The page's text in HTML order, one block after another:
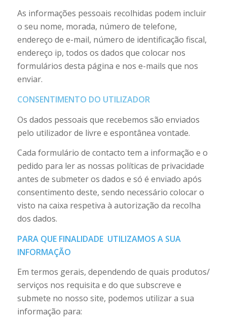
As informações pessoais recolhidas podem incluir
o seu nome, morada, número de telefone,
endereço de e-mail, número de identificação fiscal,
endereço ip, todos os dados que colocar nos
formulários desta página e nos e-mails que nos
enviar.
CONSENTIMENTO DO UTILIZADOR
Os dados pessoais que recebemos são enviados
pelo utilizador de livre e espontânea vontade.
Cada formulário de contacto tem a informação e o
pedido para ler as nossas políticas de privacidade
antes de submeter os dados e só é enviado após
consentimento deste, sendo necessário colocar o
visto na caixa respetiva à autorização da recolha
dos dados.
PARA QUE FINALIDADE UTILIZAMOS A SUA
INFORMAÇÃO
Em termos gerais, dependendo de quais produtos/
serviços nos requisita e do que subscreve e
submete no nosso site, podemos utilizar a sua
informação para: